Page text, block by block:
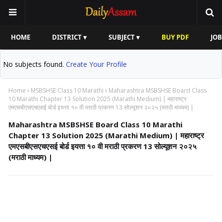
HOME DISTRICT ▾ SUBJECT ▾ BUY PDF
No subjects found. Create Your Profile
Home MSBSHSE Class 10 Marathi
Maharashtra MSBSHSE Board Class
10 Marathi Chapter 13 Solution 2025 (Marathi Medium) | महाराष्ट्र
एमएसबीएसएचएसई बोर्ड इयत्ता १० वी मराठी प्रकरण 13 सोल्यूशन २०२५ (मराठी माध्यम) |
Maharashtra MSBSHSE Board Class 10 Marathi
Chapter 13 Solution 2025 (Marathi Medium) | महाराष्ट्र
एमएसबीएसएचएसई बोर्ड इयत्ता १० वी मराठी प्रकरण 13 सोल्यूशन २०२५
(मराठी माध्यम) |